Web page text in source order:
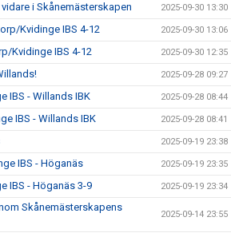
i Skånemästerskapen 2025-09-30 13:30
Kvidinge IBS 4-12 2025-09-30 13:06
Kvidinge IBS 4-12 2025-09-30 12:35
2025-09-28 09:27
IBS - Willands IBK 2025-09-28 08:44
IBS - Willands IBK 2025-09-28 08:41
2025-09-19 23:38
IBS - Höganäs 2025-09-19 23:35
IBS - Höganäs 3-9 2025-09-19 23:34
Skånemästerskapens
2025-09-14 23:55